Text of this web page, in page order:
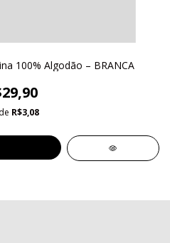
100% Algodão – BRANCA
R$3,08